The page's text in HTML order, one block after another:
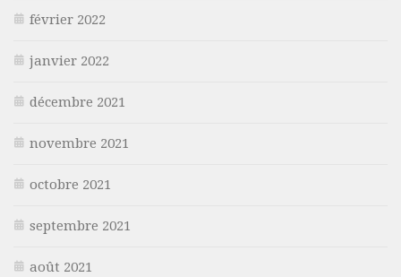
février 2022
janvier 2022
décembre 2021
novembre 2021
octobre 2021
septembre 2021
août 2021